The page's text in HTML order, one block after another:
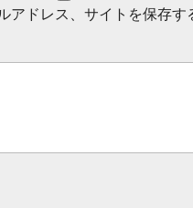
ドレス、サイトを保存す